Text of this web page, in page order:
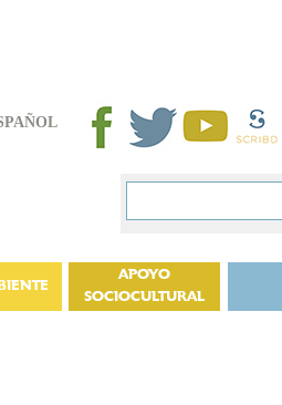
APOYO
SOCIOCULTURAL